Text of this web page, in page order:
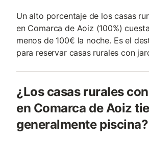
Un alto porcentaje de los casas
en Comarca de Aoiz (100%)
menos de 100€ la noche. Es el
para reservar casas rurales con
¿Los casas rurales
en Comarca de Aoiz
generalmente piscina?